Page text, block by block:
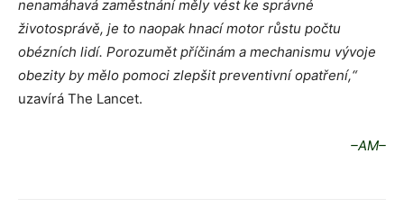
nenamáhavá zaměstnání měly vést ke správné
životosprávě, je to naopak hnací motor růstu počtu
obézních lidí. Porozumět příčinám a mechanismu vývoje
obezity by mělo pomoci zlepšit preventivní opatření,“
uzavírá The Lancet.
–AM–